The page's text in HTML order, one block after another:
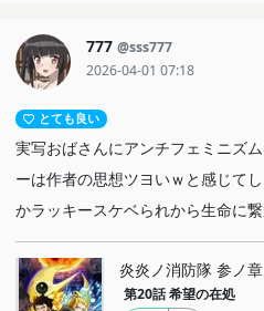
777 @sss777
2026-04-01 07:18
とても良い
実写おばさんにアンチフェミニズ
ーは作者の思想ツヨいｗと感じて
かラッキースケベられから生命に
炎炎ノ消防隊 参ノ
第20話 希望の在処